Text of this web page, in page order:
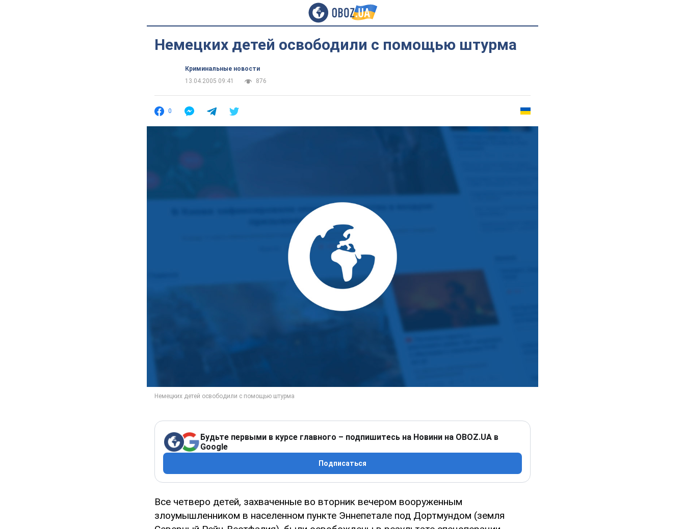
Немецких детей освободили с помощью штурма
Криминальные новости
13.04.2005 09:41
876
0
Будьте первыми в курсе главного – подпишитесь на Новини на OBOZ.UA в
Google
Подписаться
Все четверо детей, захваченные во вторник вечером вооруженным
злоумышленником в населенном пункте Эннепетале под Дортмундом (земля